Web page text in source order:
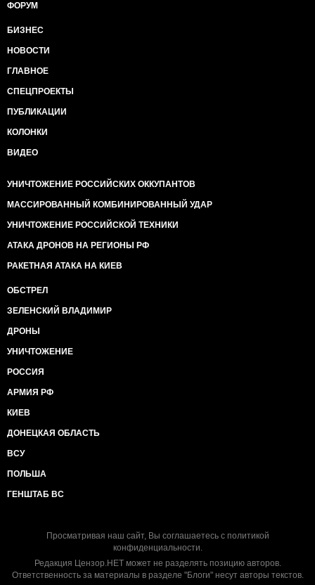
ФОРУМ
БИЗНЕС
НОВОСТИ
ГЛАВНОЕ
СПЕЦПРОЕКТЫ
ПУБЛИКАЦИИ
КОЛОНКИ
ВИДЕО
УНИЧТОЖЕНИЕ РОССИЙСКИХ ОККУПАНТОВ
МАССИРОВАННЫЙ КОМБИНИРОВАННЫЙ УДАР
УНИЧТОЖЕНИЕ РОССИЙСКОЙ ТЕХНИКИ
АТАКА ДРОНОВ НА РЕГИОНЫ РФ
РАКЕТНАЯ АТАКА НА КИЕВ
ОБСТРЕЛ
ЗЕЛЕНСКИЙ ВЛАДИМИР
ДРОНЫ
УНИЧТОЖЕНИЕ
РОССИЯ
АРМИЯ РФ
КИЕВ
ДОНЕЦКАЯ ОБЛАСТЬ
ВСУ
ПОЛЬША
ГЕНШТАБ ВС
Просматривая наш сайт, Вы соглашаетесь с политикой
конфиденциальности.
Редакция Цензор.НЕТ может не разделять позицию авторов.
Ответственность за материалы в разделе "Блоги" несут авторы текстов.